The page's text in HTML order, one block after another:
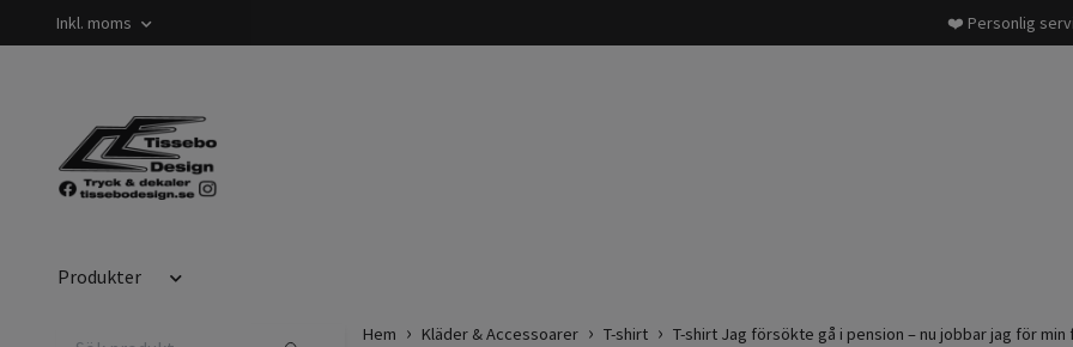
Inkl. moms ❤️ Personlig
Produkter
Hem Kläder & Accessoarer T-shirt T-shirt Jag försökte gå i pension – nu jobbar jag för min